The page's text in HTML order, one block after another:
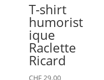
T-shirt
humorist
ique
Raclette
Ricard
CHF29.00